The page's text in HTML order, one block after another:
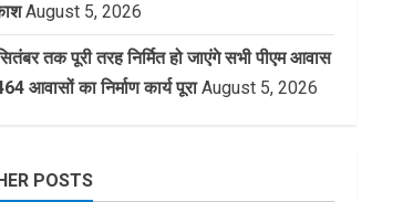
August 5, 2026
तक पूरी तरह निर्मित हो जाएंगे सभी पीएम आवास
आवासों का निर्माण कार्य पूरा August 5, 2026
POSTS